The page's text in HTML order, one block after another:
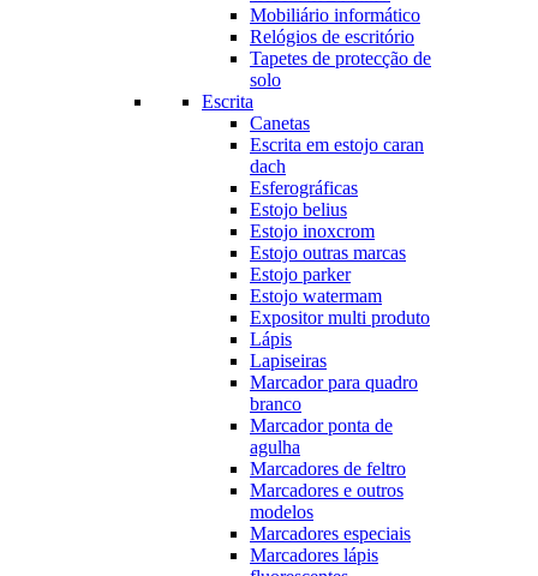
Mobiliário informático
Relógios de escritório
Tapetes de protecção de
solo
Escrita
Canetas
Escrita em estojo caran
dach
Esferográficas
Estojo belius
Estojo inoxcrom
Estojo outras marcas
Estojo parker
Estojo watermam
Expositor multi produto
Lápis
Lapiseiras
Marcador para quadro
branco
Marcador ponta de
agulha
Marcadores de feltro
Marcadores e outros
modelos
Marcadores especiais
Marcadores lápis